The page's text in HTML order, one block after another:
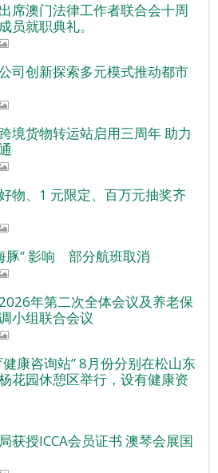
席澳门法律工作者联合会十周
员就职典礼。
司创新探索多元模式推动都市
境货物转运站启用三周年 助力
物、1 元限定、百万元抽奖齐
豚” 影响 部分航班取消
年第二次全体会议及养老保
小组联合会议
康咨询站” 8月份分别在松山东
花园休憩区举行，设有健康资
获授ICCA会员证书 澳琴会展国